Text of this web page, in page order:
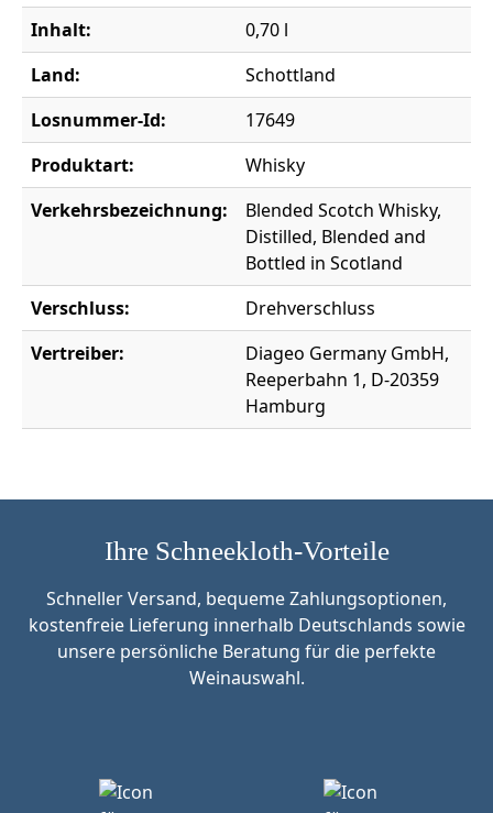
Inhalt:
0,70 l
Land:
Schottland
Losnummer-Id:
17649
Produktart:
Whisky
Verkehrsbezeichnung:
Blended Scotch Whisky,
Distilled, Blended and
Bottled in Scotland
Verschluss:
Drehverschluss
Vertreiber:
Diageo Germany GmbH,
Reeperbahn 1, D-20359
Hamburg
Ihre Schneekloth-Vorteile
Schneller Versand, bequeme Zahlungsoptionen,
kostenfreie Lieferung innerhalb Deutschlands sowie
unsere persönliche Beratung für die perfekte
Weinauswahl.